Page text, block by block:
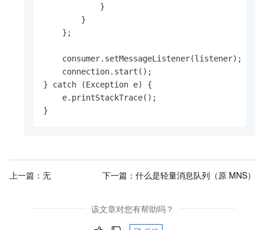
            }
        }
    };
    consumer.setMessageListener(listener);
    connection.start();
} catch (Exception e) {
    e.printStackTrace();
}
上一篇：无 下一篇： 什么是轻量消息队列（原 MNS）
该文章对您有帮助吗？